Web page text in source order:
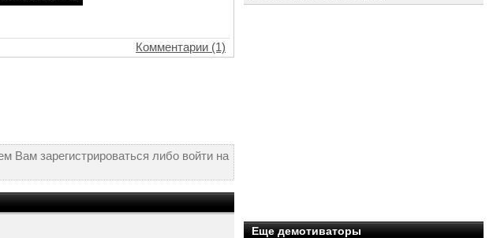
Комментарии (1)
Вам зарегистрироваться либо войти на
Еще демотиваторы